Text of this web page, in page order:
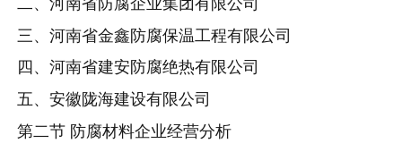
三、河南省金鑫防腐保温工程有限公司
四、河南省建安防腐绝热有限公司
五、安徽陇海建设有限公司
第二节 防腐材料企业经营分析